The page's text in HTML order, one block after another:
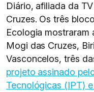
Diário, afiliada da
Cruzes. Os três
Ecologia mostraram
Mogi das Cruzes,
Vasconcelos, três
projeto assinado
Tecnológicas (IPT)